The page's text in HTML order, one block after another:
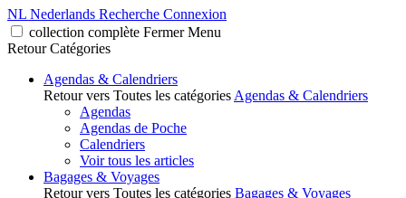
NL Nederlands Recherche Connexion
collection complète Fermer Menu
Retour Catégories
Agendas & Calendriers
Retour vers Toutes les catégories Agendas & Calendriers
Agendas
Agendas de Poche
Calendriers
Voir tous les articles
Bagages & Voyages
Retour vers Toutes les catégories Bagages & Voyages